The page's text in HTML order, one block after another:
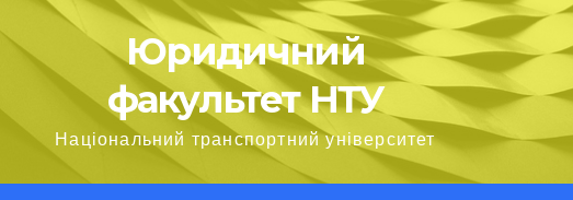
Юридичний
факультет НТУ
Національний транспортний університет